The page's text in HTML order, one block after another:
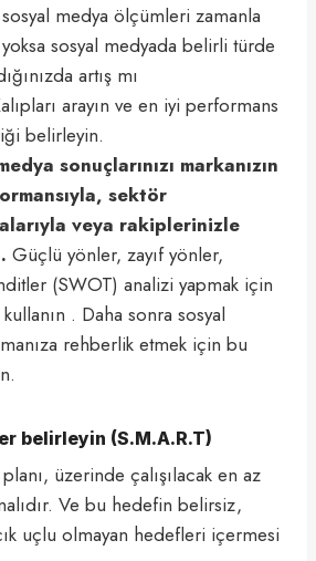
medya ölçümleri zamanla
sosyal medyada belirli türde
artış mı
arayın ve en iyi performans
belirleyin.
sonuçlarınızı markanızın
sektör
veya rakiplerinizle
Güçlü yönler, zayıf yönler,
(SWOT) analizi yapmak için
. Daha sonra sosyal
rehberlik etmek için bu
belirleyin (S.M.A.R.T)
üzerinde çalışılacak en az
Ve bu hedefin belirsiz,
uçlu olmayan hedefleri içermesi